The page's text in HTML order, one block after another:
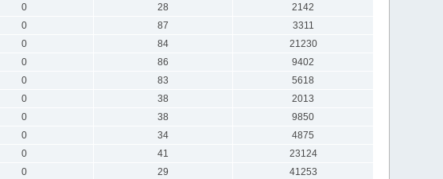
0 28
2142
0 87
3311
0 84
21230
0 86
9402
0 83
5618
0 38
2013
0 38
9850
0 34
4875
0 41
23124
0 29
41253